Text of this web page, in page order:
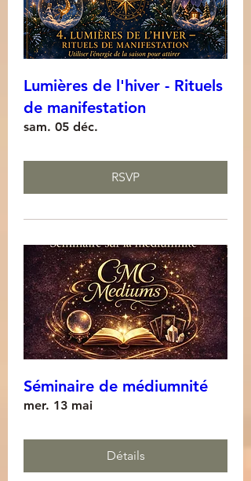
Lumières de l'hiver - Rituels
de manifestation
sam. 05 déc.
RSVP
Séminaire de médiumnité
mer. 13 mai
Détails